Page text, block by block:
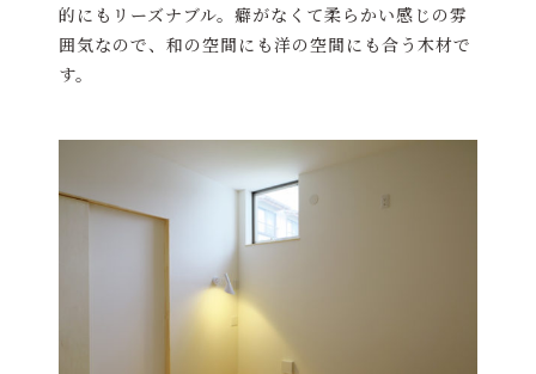
的にもリーズナブル。癖がなくて柔らかい感じの雰
囲気なので、和の空間にも洋の空間にも合う木材で
す。